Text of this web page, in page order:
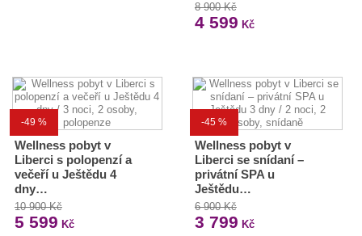
8 900 Kč
4 599 Kč
-49 %
Wellness pobyt v
Liberci s polopenzí a
večeří u Ještědu 4
dny…
10 900 Kč
5 599 Kč
-45 %
Wellness pobyt v
Liberci se snídaní –
privátní SPA u
Ještědu…
6 900 Kč
3 799 Kč